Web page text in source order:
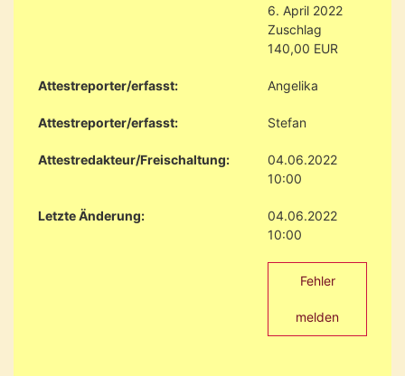
6. April 2022
Zuschlag
140,00 EUR
Attestreporter/erfasst: Angelika
Attestreporter/erfasst: Stefan
Attestredakteur/Freischaltung:
04.06.2022
10:00
Letzte Änderung:
04.06.2022
10:00
Fehler
melden